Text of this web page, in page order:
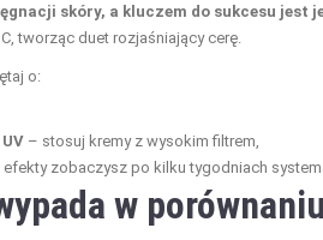
skóry, a kluczem do sukcesu jest
tworząc duet rozjaśniający cerę.
o:
– stosuj kremy z wysokim filtrem,
zobaczysz po kilku tygodniach
w